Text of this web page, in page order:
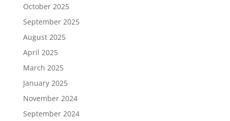
October 2025
September 2025
August 2025
April 2025
March 2025
January 2025
November 2024
September 2024